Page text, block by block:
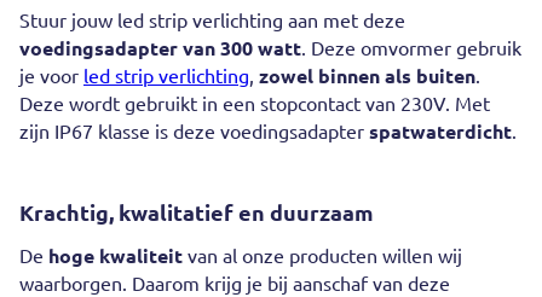
Stuur jouw led strip verlichting aan met deze
voedingsadapter van 300 watt . Deze omvormer gebruik
je voor led strip verlichting zowel binnen als buiten
Deze wordt gebruikt in een stopcontact van 230V. Met
zijn IP67 klasse is deze voedingsadapter spatwaterdicht
Krachtig, kwalitatief en duurzaam
De hoge kwaliteit van al onze producten willen wij
waarborgen. Daarom krijg je bij aanschaf van deze